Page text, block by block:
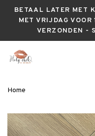
BETAAL LATER MET
MET VRIJDAG
VERZONDEN -
Home